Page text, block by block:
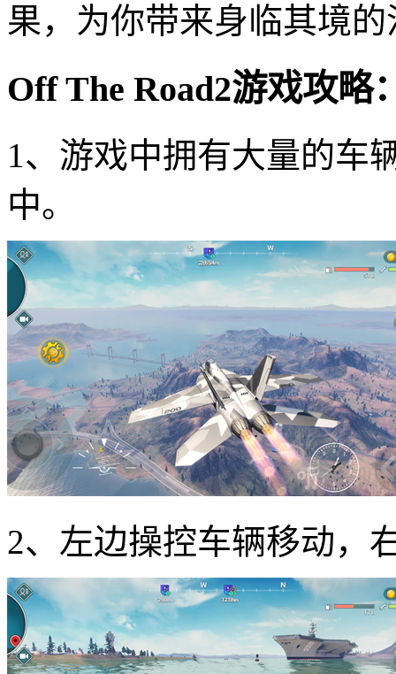
果，为你带来身临其境
Off The Road2游戏攻略
1、游戏中拥有大量的车
中。
2、左边操控车辆移动，